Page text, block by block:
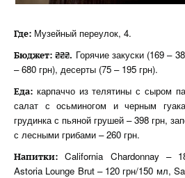
Где: Музейный переулок, 4.
Бюджет: ₴₴₴. Горячие закуски (169 –
– 680 грн), десерты (75 – 195 грн).
Еда: карпаччо из телятины с сыром
салат с осьминогом и черным
грудинка с пьяной грушей – 398 грн,
с лесными грибами – 260 грн.
Напитки: California Chardonnay –
Astoria Lounge Brut – 120 грн/150 мл,